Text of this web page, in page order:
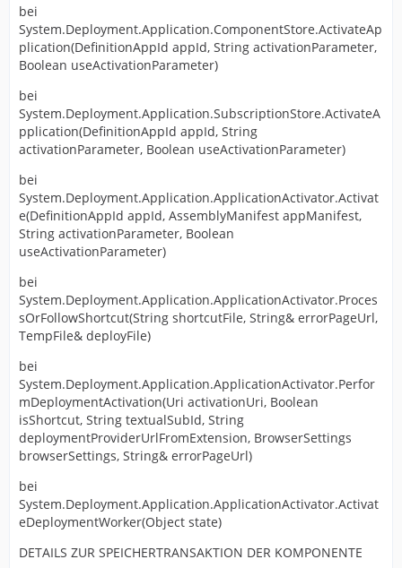
bei
System.Deployment.Application.ComponentStore.ActivateAp
plication(DefinitionAppId appId, String activationParameter,
Boolean useActivationParameter)
bei
System.Deployment.Application.SubscriptionStore.ActivateA
pplication(DefinitionAppId appId, String
activationParameter, Boolean useActivationParameter)
bei
System.Deployment.Application.ApplicationActivator.Activat
e(DefinitionAppId appId, AssemblyManifest appManifest,
String activationParameter, Boolean
useActivationParameter)
bei
System.Deployment.Application.ApplicationActivator.Proces
sOrFollowShortcut(String shortcutFile, String& errorPageUrl,
TempFile& deployFile)
bei
System.Deployment.Application.ApplicationActivator.Perfor
mDeploymentActivation(Uri activationUri, Boolean
isShortcut, String textualSubId, String
deploymentProviderUrlFromExtension, BrowserSettings
browserSettings, String& errorPageUrl)
bei
System.Deployment.Application.ApplicationActivator.Activat
eDeploymentWorker(Object state)
DETAILS ZUR SPEICHERTRANSAKTION DER KOMPONENTE